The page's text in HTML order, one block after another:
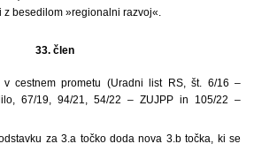
besedilom »regionalni razvoj«.
33. člen
cestnem prometu (Uradni list RS, št. 6/16 –
67/19, 94/21, 54/22 – ZUJPP in 105/22 –
za 3.a točko doda nova 3.b točka, ki se